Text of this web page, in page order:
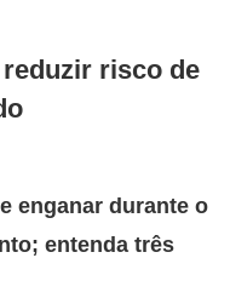
risco de
enganar durante o
entenda três